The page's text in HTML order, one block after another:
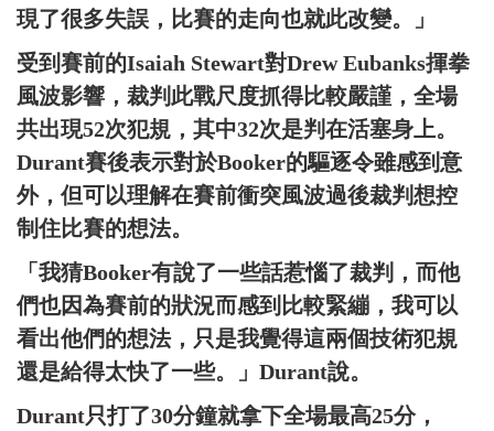
現了很多失誤，比賽的走向也就此改變。」
受到賽前的Isaiah Stewart對Drew Eubanks揮拳
風波影響，裁判此戰尺度抓得比較嚴謹，全場
共出現52次犯規，其中32次是判在活塞身上。
Durant賽後表示對於Booker的驅逐令雖感到意
外，但可以理解在賽前衝突風波過後裁判想控
制住比賽的想法。
「我猜Booker有說了一些話惹惱了裁判，而他
們也因為賽前的狀況而感到比較緊繃，我可以
看出他們的想法，只是我覺得這兩個技術犯規
還是給得太快了一些。」Durant說。
Durant只打了30分鐘就拿下全場最高25分，